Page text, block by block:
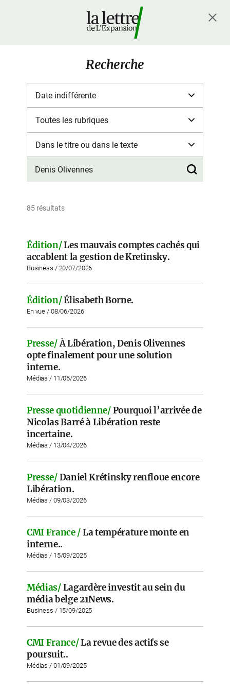
Recherche
85 résultats
Édition/Les mauvais comptes cachés qui
accablent la gestion de Kretinsky.
Business / 20/07/2026
Édition/Élisabeth Borne.
En vue / 08/06/2026
Presse/À Libération, Denis Olivennes
opte finalement pour une solution
interne.
Médias / 11/05/2026
Presse quotidienne/ Pourquoi l’arrivée de
Nicolas Barré à Libération reste
incertaine.
Médias / 13/04/2026
Presse/Daniel Krétinsky renfloue encore
Libération.
Médias / 09/03/2026
CMI France /La température monte en
interne..
Médias / 15/09/2025
Médias/Lagardère investit au sein du
média belge 21News.
Business / 15/09/2025
CMI France/La revue des actifs se
poursuit..
Médias / 01/09/2025